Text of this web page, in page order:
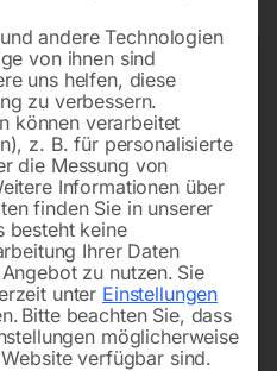
andere Technologien
von ihnen sind
uns helfen, diese
zu verbessern.
können verarbeitet
z. B. für personalisierte
die Messung von
Informationen über
finden Sie in unserer
besteht keine
Ihrer Daten
zu nutzen. Sie
unter Einstellungen
Bitte beachten Sie, dass
möglicherweise
verfügbar sind.